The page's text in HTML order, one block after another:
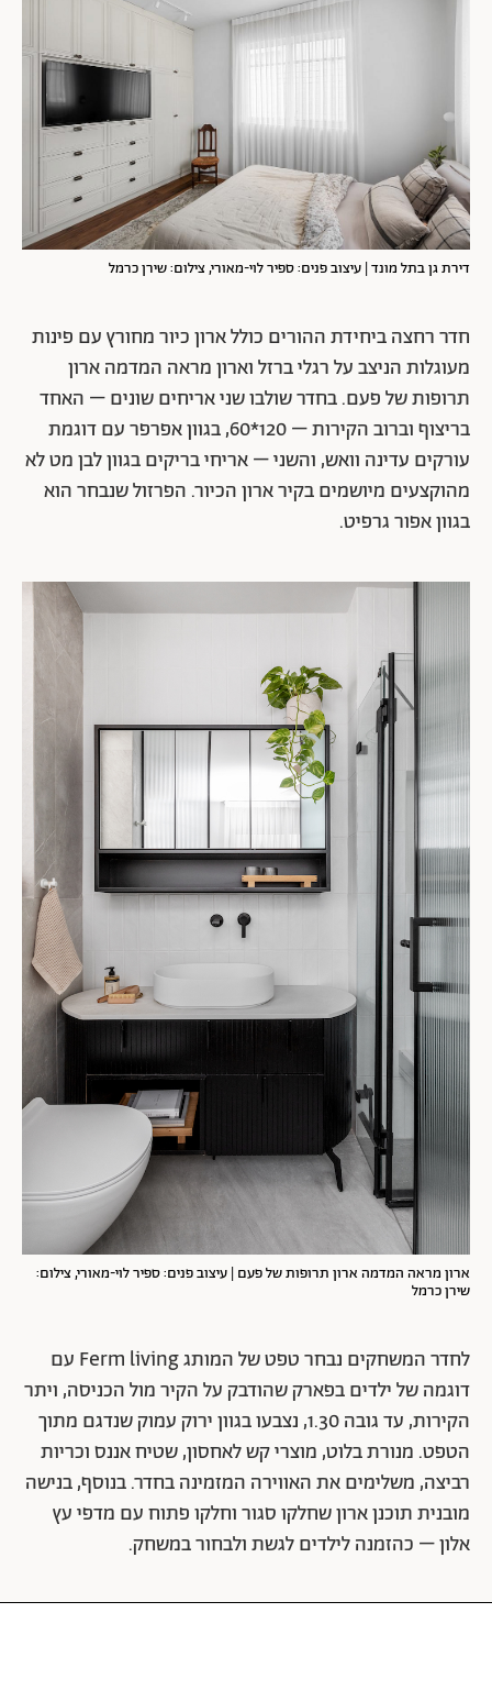
דירת גן בתל מונד | עיצוב פנים: ספיר לוי-מאורי, צילום: שירן כרמל
חדר רחצה ביחידת ההורים כולל ארון כיור מחורץ עם פינות
מעוגלות הניצב על רגלי ברזל וארון מראה המדמה ארון
תרופות של פעם. בחדר שולבו שני אריחים שונים – האחד
בריצוף וברוב הקירות – 120*60, בגוון אפרפר עם דוגמת
עורקים עדינה וואש, והשני – אריחי בריקים בגוון לבן מט לא
מהוקצעים מיושמים בקיר ארון הכיור. הפרזול שנבחר הוא
בגוון אפור גרפיט.
ארון מראה המדמה ארון תרופות של פעם | עיצוב פנים: ספיר לוי-מאורי, צילום:
שירן כרמל
לחדר המשחקים נבחר טפט של המותג Ferm living עם
דוגמה של ילדים בפארק שהודבק על הקיר מול הכניסה, ויתר
הקירות, עד גובה 1.30, נצבעו בגוון ירוק עמוק שנדגם מתוך
הטפט. מנורת בלוט, מוצרי קש לאחסון, שטיח אננס וכריות
רביצה, משלימים את האווירה המזמינה בחדר. בנוסף, בנישה
מובנית תוכנן ארון שחלקו סגור וחלקו פתוח עם מדפי עץ
אלון – כהזמנה לילדים לגשת ולבחור במשחק.